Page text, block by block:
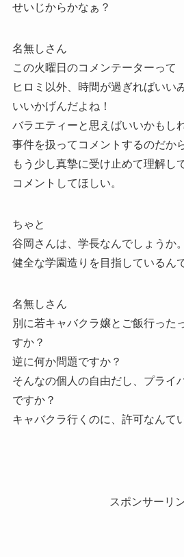
せいじからかなぁ？
名無しさん
この火曜日のコメンテーターって
ヒロミ以外、時間が過ぎればいい
いいかげんだよね！
バラエティーと思えばいいかもし
事件を扱ってコメントするのだか
もう少し真摯に受け止めて理解し
コメントしてほしい。
ちゃと
谷岡さんは、学長なんでしょうか。
健全な学園造りを目指しているん
名無しさん
別に若キャバクラ嬢とご飯行った
すか？
逆に何か問題ですか？
そんなの個人の自由だし、プライ
ですか？
キャバクラ行くのに、許可なんて
スポンサーリ